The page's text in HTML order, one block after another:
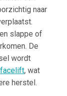
naar
slappe of
De
wordt
facelift, wat
herstel.